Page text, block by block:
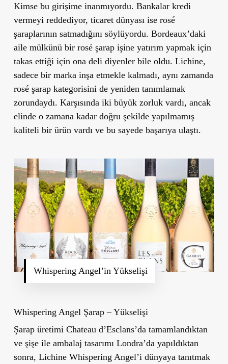
Kimse bu girişime inanmıyordu. Bankalar kredi
vermeyi reddediyor, ticaret dünyası ise rosé
şaraplarının satmadığını söylüyordu. Bordeaux’daki
aile mülkünü bir rosé şarap işine yatırım yapmak için
takas ettiği için ona deli diyenler bile oldu. Lichine,
sadece bir marka inşa etmekle kalmadı, aynı zamanda
rosé şarap kategorisini de yeniden tanımlamak
zorundaydı. Karşısında iki büyük zorluk vardı, ancak
elinde o zamana kadar doğru şekilde yapılmamış
kaliteli bir ürün vardı ve bu sayede başarıya ulaştı.
Whispering Angel’in Yükselişi
Whispering Angel Şarap – Yükselişi
Şarap üretimi Chateau d’Esclans’da tamamlandıktan
ve şişe ile ambalaj tasarımı Londra’da yapıldıktan
sonra, Lichine Whispering Angel’i dünyaya tanıtmak